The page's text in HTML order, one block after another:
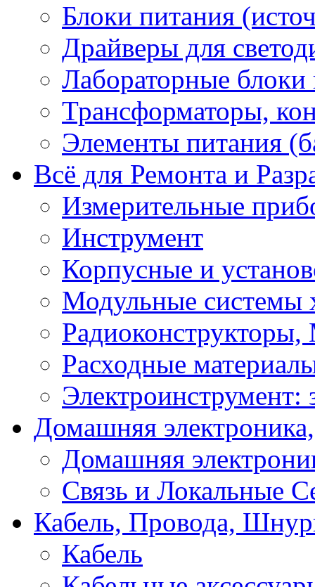
Блоки питания
Драйверы для
Лабораторные блоки
Трансформаторы,
Элементы питания
Всё для Ремонта и
Измерительные
Инструмент
Корпусные и
Модульные системы
Расходные
Электроинструмент:
Домашняя
Домашняя
Связь и Локальные
Кабель, Провода,
Кабель